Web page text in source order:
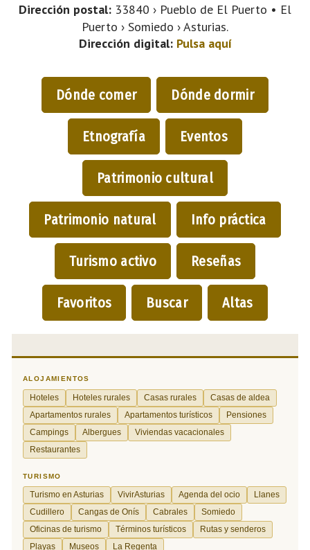
Dirección postal: 33840 › Pueblo de El Puerto • El
Puerto › Somiedo › Asturias.
Dirección digital: Pulsa aquí
Dónde comer Dónde dormir
Etnografía Eventos
Patrimonio cultural
Patrimonio natural Info práctica
Turismo activo Reseñas
Favoritos Buscar Altas